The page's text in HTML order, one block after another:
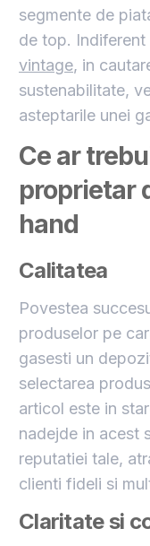
segmente de
de top.
vintage, in
sustenabilitate,
asteptarile unei
Ce ar
proprietar
hand
Calitatea
Povestea
produselor pe
gasesti un
selectarea
articol este in
nadejde in acest
reputatiei tale,
clienti fideli si
Claritate si